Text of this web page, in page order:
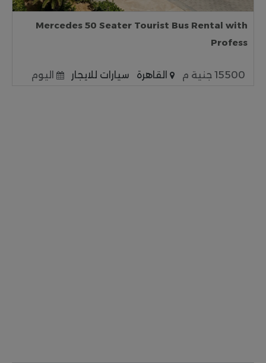
Mercedes 50 Seater Tourist Bus Rental with
Profess
15500 جنية م القاهرة سيارات للايجار اليوم